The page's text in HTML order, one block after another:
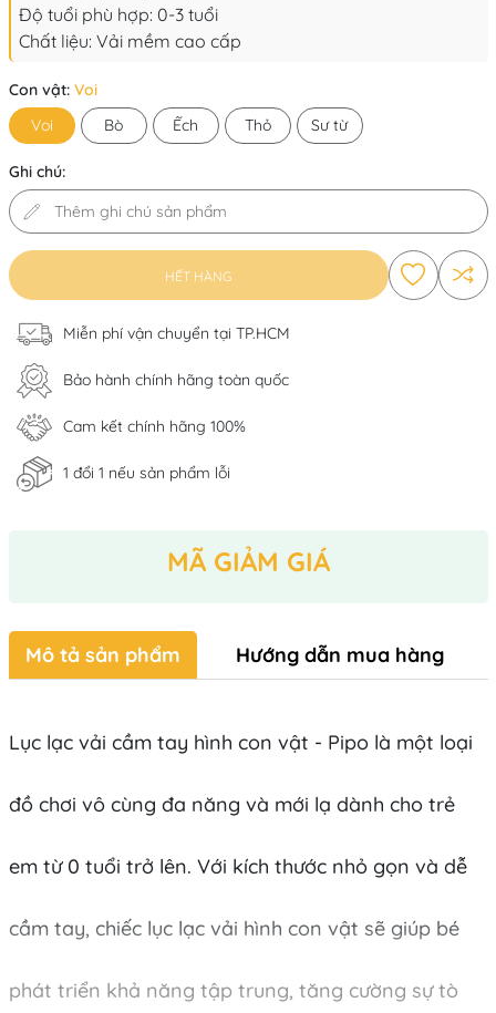
Độ tuổi phù hợp: 0-3 tuổi
Chất liệu: Vải mềm cao cấp
Con vật: Voi
Voi
Bò Ếch Thỏ Sư từ
Ghi chú:
HẾT HÀNG
Miễn phí vận chuyển tại TP.HCM
Bảo hành chính hãng toàn quốc
Cam kết chính hãng 100%
1 đổi 1 nếu sản phẩm lỗi
MÃ GIẢM GIÁ
Mô tả sản phẩm Hướng dẫn mua hàng
Lục lạc vải cầm tay hình con vật - Pipo là một loại
đồ chơi vô cùng đa năng và mới lạ dành cho trẻ
em từ 0 tuổi trở lên. Với kích thước nhỏ gọn và dễ
cầm tay, chiếc lục lạc vải hình con vật sẽ giúp bé
phát triển khả năng tập trung, tăng cường sự tò